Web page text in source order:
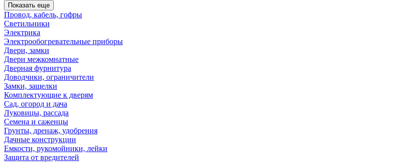
Показать еще
Провод, кабель, гофры
Светильники
Электрика
Электрообогревательные приборы
Двери, замки
Двери межкомнатные
Дверная фурнитура
Доводчики, ограничители
Замки, защелки
Комплектующие к дверям
Сад, огород и дача
Луковицы, рассада
Семена и саженцы
Грунты, дренаж, удобрения
Дачные конструкции
Емкости, рукомойники, лейки
Защита от вредителей